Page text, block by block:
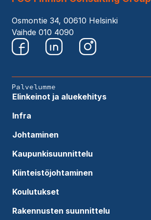
Osmontie 34, 00610 Helsinki
Vaihde 010 4090
Palvelumme
Elinkeinot ja aluekehitys
Infra
Johtaminen
Kaupunkisuunnittelu
Kiinteistöjohtaminen
Koulutukset
Rakennusten suunnittelu